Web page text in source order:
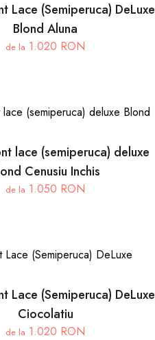
Lace (Semiperuca) DeLuxe
Blond Aluna
de la 1.020 RON
lace (semiperuca) deluxe
Cenusiu Inchis
de la 1.050 RON
Lace (Semiperuca) DeLuxe
Ciocolatiu
de la 1.020 RON